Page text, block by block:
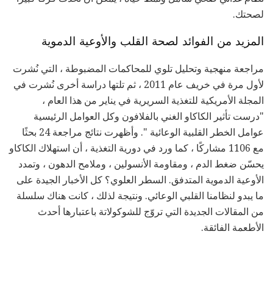
لصحتك.
المزيد من الفوائد لصحة القلب والأوعية الدموية
مراجعة منهجية وتحليل تلوي للمحاكمات المضبوطة ، التي نُشرت
لأول مرة في خريف عام 2011 ، ثم تلتها دراسة أخرى نُشرت في
المجلة الأمريكية للتغذية السريرية في يناير من هذا العام ،
"درست تأثير الكاكاو الغني بالفلافون وكل العوامل الرئيسية
عوامل الخطر القلبية الوعائية ". وأظهرت نتائج مراجعة 24 بحثًا
مع 1106 مشاركًا ، كما ورد في دورية التغذية ، أن استهلاك الكاكاو
يحسّن ضغط الدم ، ومقاومة الأنسولين ، وملامح الدهون ، وتمدد
الأوعية الدموية المتدفق. السطر العلوي؟ كل الأخبار الجيدة على
ما يبدو لنظامنا القلبي الوعائي. ونتيجة لذلك ، كانت هناك سلسلة
من المقالات الجديدة التي تروّج للشوكولاتة باعتبارها أحدث
الأطعمة الفائقة.